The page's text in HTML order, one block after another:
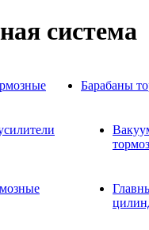
система
Барабаны